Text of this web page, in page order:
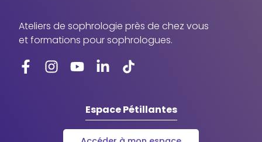
Ateliers de sophrologie près de chez vous
et formations pour sophrologues.
Espace Pétillantes